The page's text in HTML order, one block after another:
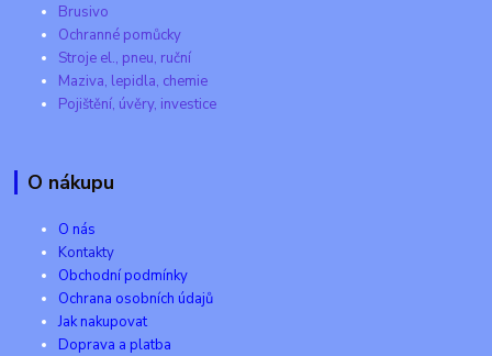
Brusivo
Ochranné pomůcky
Stroje el., pneu, ruční
Maziva, lepidla, chemie
Pojištění, úvěry, investice
O nákupu
O nás
Kontakty
Obchodní podmínky
Ochrana osobních údajů
Jak nakupovat
Doprava a platba